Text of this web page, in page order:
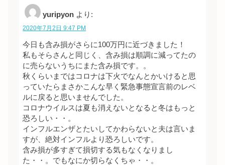
yuripyon より:
2020年7月2日 9:47 PM
今日も含み損がさらに100万円に近づきました！
私もそらさんと同じく、含み損は順調に減ってたの
に売らないうちにまた含み損です。。
秋くらいまではコロナは下火でなんとかいけると思
っていたらまさかこんな早く緊急事態宣言前のレベ
ルに戻ると思いませんでした。
コロナウイルスは夏も消えないとなると冬はもっと
恐ろしい・・。
インフルエンザとたいしてかわらないと夫は言いま
すが、絶対インフルより恐ろしいです。
含み損が多すぎて損切する気もなくなりまし
た・・。でもなにか切らなくちゃ・・。